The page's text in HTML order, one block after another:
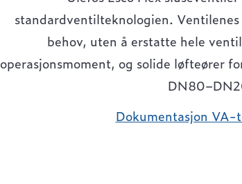
standardventilteknologien.
behov, uten å erstatte hele
operasjonsmoment, og solide løfteører
Dokumentasjon VA-